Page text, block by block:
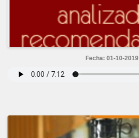
Fecha: 01-10-2019